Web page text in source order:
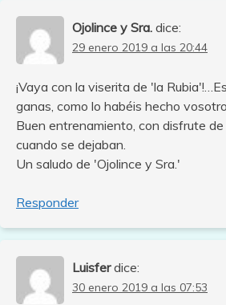
Ojolince y Sra. dice:
29 enero 2019 a las 20:44
¡Vaya con la viserita de 'la
ganas, como lo habéis hecho
Buen entrenamiento, con disfrute
cuando se dejaban.
Un saludo de 'Ojolince y Sra.'
Responder
Luisfer dice:
30 enero 2019 a las 07:53